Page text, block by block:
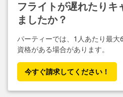
フライトが遅れたりキ
ましたか？
パーティーでは、1人あたり最大
資格がある場合があります。
今すぐ請求してください！